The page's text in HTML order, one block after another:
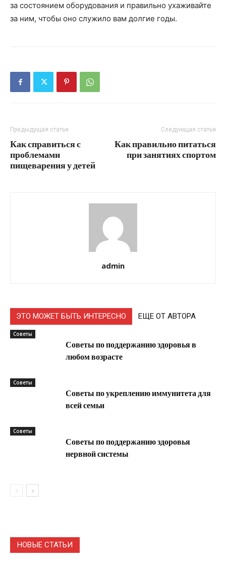
за состоянием оборудования и правильно ухаживайте
за ним, чтобы оно служило вам долгие годы.
Предыдущая статья
Как справиться с
проблемами
пищеварения у детей
Следующая статья
Как правильно питаться
при занятиях спортом
admin
ЭТО МОЖЕТ БЫТЬ ИНТЕРЕСНО ЕЩЕ ОТ АВТОРА
Советы
Советы по поддержанию здоровья в
любом возрасте
Советы
Советы по укреплению иммунитета для
всей семьи
Советы
Советы по поддержанию здоровья
нервной системы
НОВЫЕ СТАТЬИ